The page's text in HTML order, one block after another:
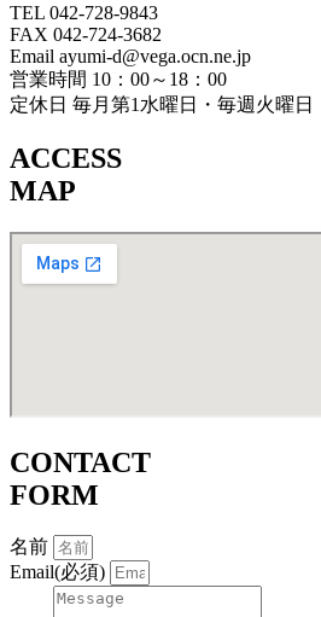
TEL 042-728-9843
FAX 042-724-3682
Email ayumi-d@vega.ocn.ne.jp
営業時間 10：00～18：00
定休日 毎月第1水曜日・毎週火曜日
ACCESS
MAP
CONTACT
FORM
名前
Email(必須)